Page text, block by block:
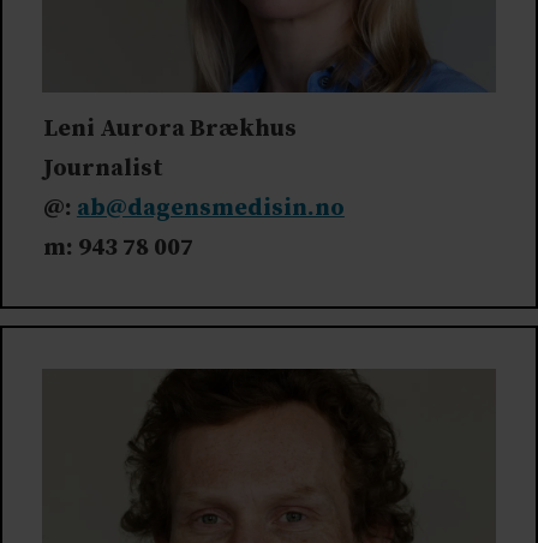
Leni Aurora Brækhus
Journalist
@: ab@dagensmedisin.no
m: 943 78 007